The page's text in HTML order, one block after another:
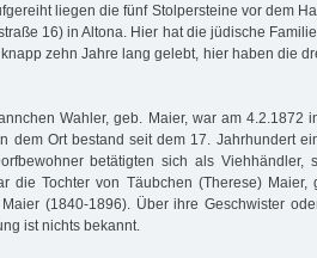
liegen die fünf Stolpersteine vor dem
16) in Altona. Hier hat die jüdische
zehn Jahre lang gelebt, hier haben die
Wahler, geb. Maier, war am 4.2.1872
dem Ort bestand seit dem 17. Jahrhundert
betätigten sich als Viehhändler,
die Tochter von Täubchen (Therese) Maier,
(1840-1896). Über ihre Geschwister
ist nichts bekannt.